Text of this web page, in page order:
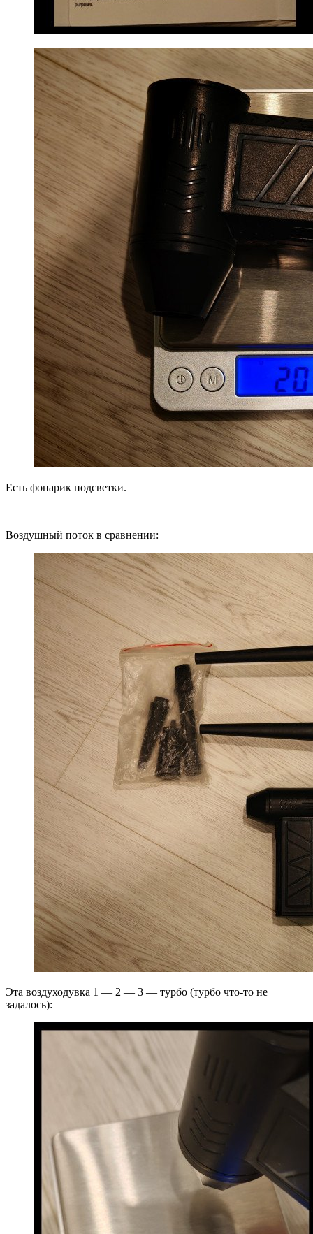
Есть фонарик подсветки.
Воздушный поток в сравнении:
Эта воздуходувка 1 — 2 — 3 — турбо (турбо что-то не
задалось):